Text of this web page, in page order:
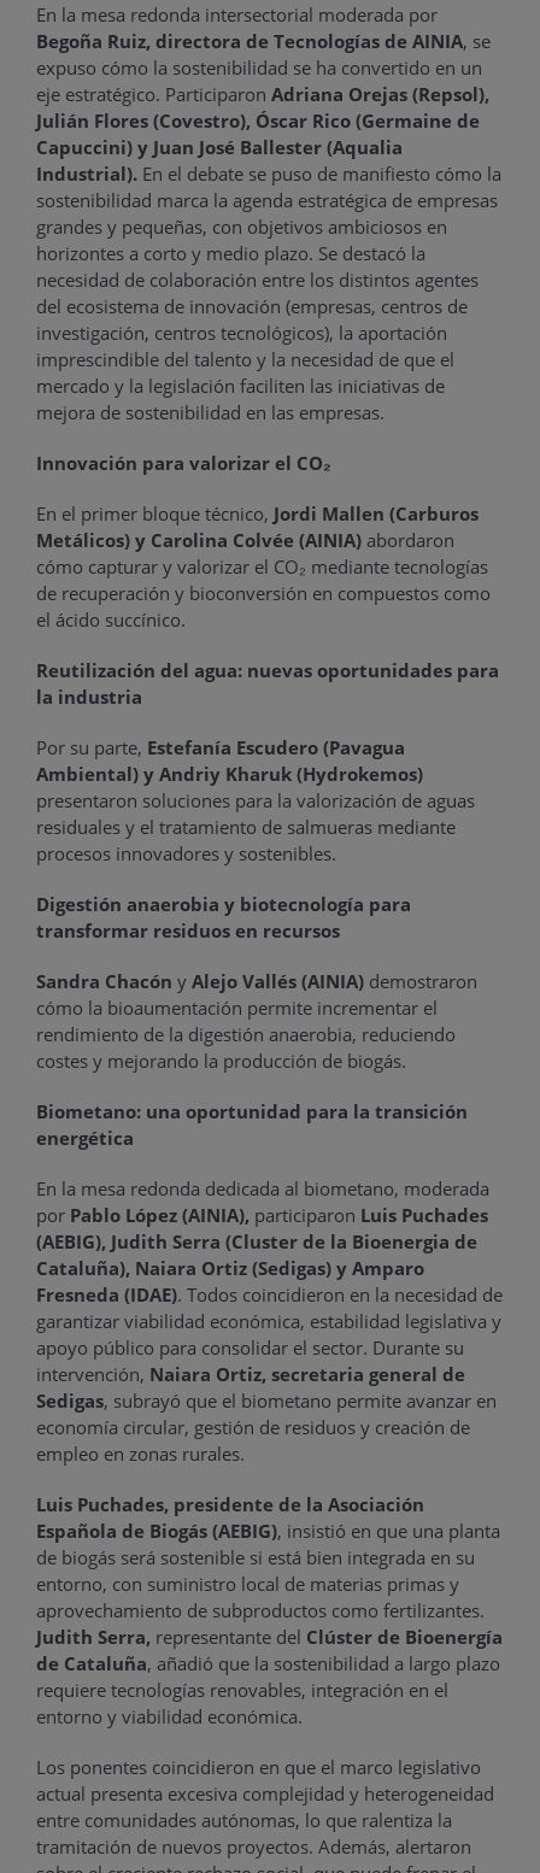
En la mesa redonda intersectorial moderada por
Begoña Ruiz, directora de Tecnologías de AINIA, se
expuso cómo la sostenibilidad se ha convertido en un
eje estratégico. Participaron Adriana Orejas (Repsol),
Julián Flores (Covestro), Óscar Rico (Germaine de
Capuccini) y Juan José Ballester (Aqualia
Industrial). En el debate se puso de manifiesto cómo la
sostenibilidad marca la agenda estratégica de empresas
grandes y pequeñas, con objetivos ambiciosos en
horizontes a corto y medio plazo. Se destacó la
necesidad de colaboración entre los distintos agentes
del ecosistema de innovación (empresas, centros de
investigación, centros tecnológicos), la aportación
imprescindible del talento y la necesidad de que el
mercado y la legislación faciliten las iniciativas de
mejora de sostenibilidad en las empresas.
Innovación para valorizar el CO₂
En el primer bloque técnico, Jordi Mallen (Carburos
Metálicos) y Carolina Colvée (AINIA) abordaron
cómo capturar y valorizar el CO₂ mediante tecnologías
de recuperación y bioconversión en compuestos como
el ácido succínico.
Reutilización del agua: nuevas oportunidades para
la industria
Por su parte, Estefanía Escudero (Pavagua
Ambiental) y Andriy Kharuk (Hydrokemos)
presentaron soluciones para la valorización de aguas
residuales y el tratamiento de salmueras mediante
procesos innovadores y sostenibles.
Digestión anaerobia y biotecnología para
transformar residuos en recursos
Sandra Chacón y Alejo Vallés (AINIA) demostraron
cómo la bioaumentación permite incrementar el
rendimiento de la digestión anaerobia, reduciendo
costes y mejorando la producción de biogás.
Biometano: una oportunidad para la transición
energética
En la mesa redonda dedicada al biometano, moderada
por Pablo López (AINIA), participaron Luis Puchades
(AEBIG), Judith Serra (Cluster de la Bioenergia de
Cataluña), Naiara Ortiz (Sedigas) y Amparo
Fresneda (IDAE). Todos coincidieron en la necesidad de
garantizar viabilidad económica, estabilidad legislativa y
apoyo público para consolidar el sector. Durante su
intervención, Naiara Ortiz, secretaria general de
Sedigas, subrayó que el biometano permite avanzar en
economía circular, gestión de residuos y creación de
empleo en zonas rurales.
Luis Puchades, presidente de la Asociación
Española de Biogás (AEBIG), insistió en que una planta
de biogás será sostenible si está bien integrada en su
entorno, con suministro local de materias primas y
aprovechamiento de subproductos como fertilizantes.
Judith Serra, representante del Clúster de Bioenergía
de Cataluña, añadió que la sostenibilidad a largo plazo
requiere tecnologías renovables, integración en el
entorno y viabilidad económica.
Los ponentes coincidieron en que el marco legislativo
actual presenta excesiva complejidad y heterogeneidad
entre comunidades autónomas, lo que ralentiza la
tramitación de nuevos proyectos. Además, alertaron